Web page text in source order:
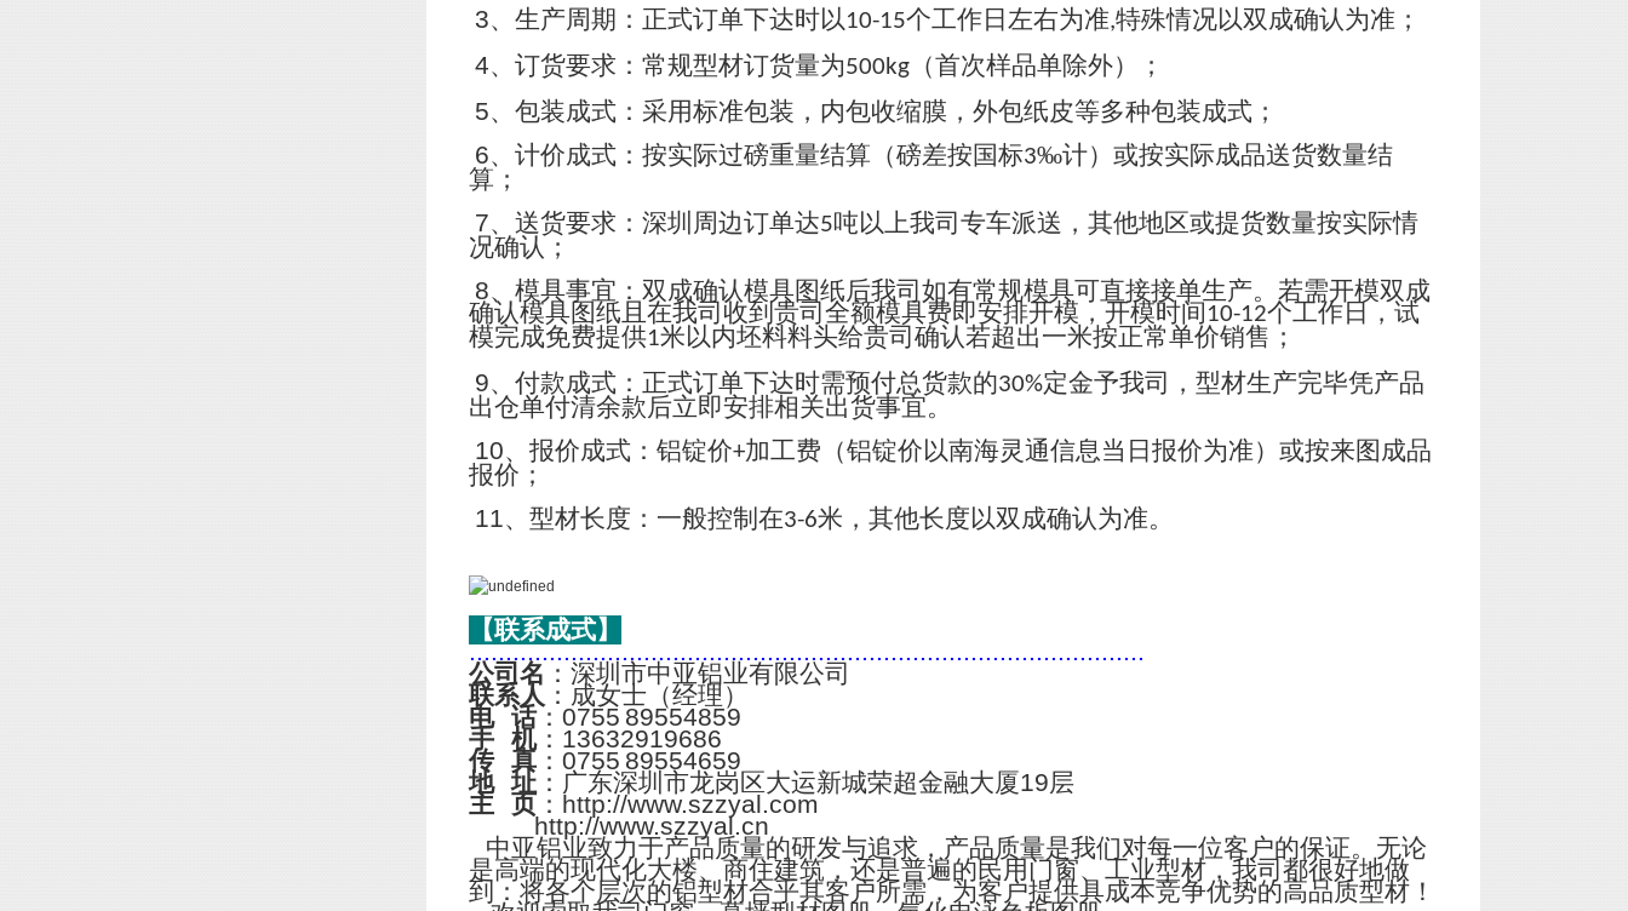
3、生产周期：正式订单下达时以10-15个工作日左右为准,特殊情况以双成确认为准；
4、订货要求：常规型材订货量为500kg（首次样品单除外）；
5、包装成式：采用标准包装，内包收缩膜，外包纸皮等多种包装成式；
6、计价成式：按实际过磅重量结算（磅差按国标3‰计）或按实际成品送货数量结
算；
7、送货要求：深圳周边订单达5吨以上我司专车派送，其他地区或提货数量按实际情
况确认；
8、模具事宜：双成确认模具图纸后我司如有常规模具可直接接单生产。若需开模双成
确认模具图纸且在我司收到贵司全额模具费即安排开模，开模时间10-12个工作日，试
模完成免费提供1米以内坯料料头给贵司确认若超出一米按正常单价销售；
9、付款成式：正式订单下达时需预付总货款的30%定金予我司，型材生产完毕凭产品
出仓单付清余款后立即安排相关出货事宜。
10、报价成式：铝锭价+加工费（铝锭价以南海灵通信息当日报价为准）或按来图成品
报价；
11、型材长度：一般控制在3-6米，其他长度以双成确认为准。
【联系成式】
.............................................................................................
公司名 ：深圳市中亚铝业有限公司
联系人 ：成女士（经理）
电 话：0755 89554859
手 机：13632919686
传 真：0755 89554659
地 址：广东深圳市龙岗区大运新城荣超金融大厦19层
主 页：http://www.szzyal.com
http://www.szzyal.cn
中亚铝业致力于产品质量的研发与追求，产品质量是我们对每一位客户的保证。无论
是高端的现代化大楼、商住建筑，还是普遍的民用门窗、工业型材，我司都很好地做
到：将各个层次的铝型材合乎其客户所需，为客户提供具成本竞争优势的高品质型材！